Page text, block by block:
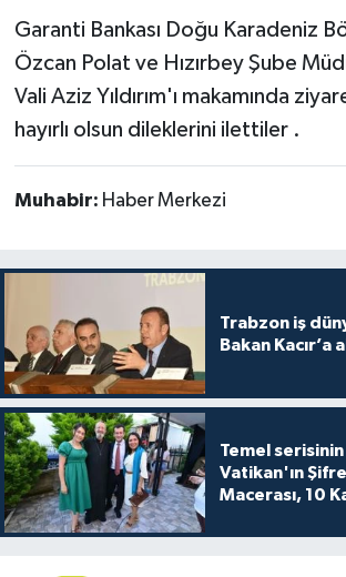
Garanti Bankası Doğu Karadeniz
Özcan Polat ve Hızırbey Şube
Vali Aziz Yıldırım'ı makamında
hayırlı olsun dileklerini ilettiler .
Muhabir: Haber Merkezi
Trabzon iş
Bakan Kacır’a
Temel
Vatikan'ın
Macerası, 10
buluşuyo